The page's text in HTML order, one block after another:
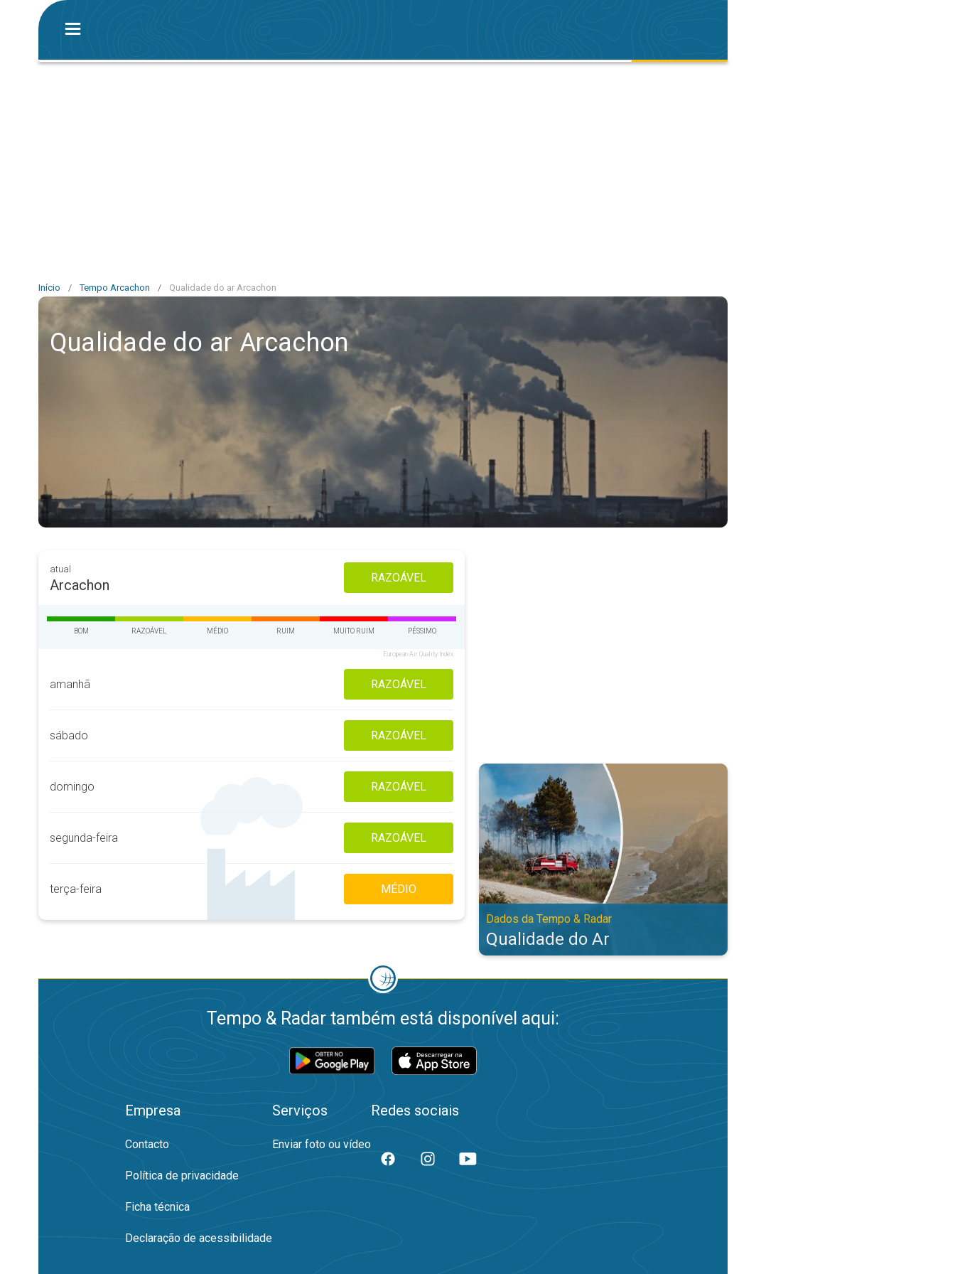
Início / Tempo Arcachon / Qualidade do ar Arcachon
Qualidade do ar Arcachon
atual
Arcachon RAZOÁVEL
BOM RAZOÁVEL MÉDIO RUIM MUITO RUIM PÉSSIMO
European Air Quality Index
amanhã RAZOÁVEL
sábado RAZOÁVEL
domingo RAZOÁVEL
segunda-feira RAZOÁVEL
terça-feira MÉDIO
Qualidade do Ar. Dados da Tempo & Radar. . .
Dados da Tempo & Radar
Qualidade do Ar
Tempo & Radar também está disponível aqui:
Empresa
Contacto
Política de privacidade
Ficha técnica
Declaração de acessibilidade
Serviços
Enviar foto ou vídeo
Redes sociais